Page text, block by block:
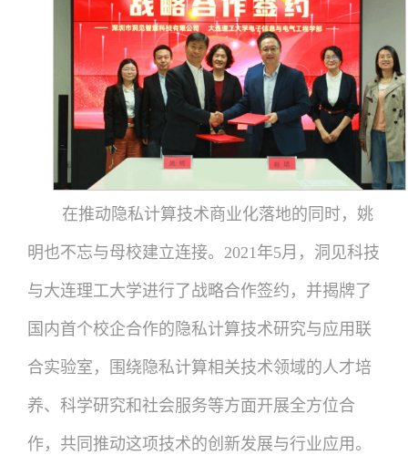
在推动隐私计算技术商业化落地的同时，姚
明也不忘与母校建立连接。2021年5月，洞见科技
与大连理工大学进行了战略合作签约，并揭牌了
国内首个校企合作的隐私计算技术研究与应用联
合实验室，围绕隐私计算相关技术领域的人才培
养、科学研究和社会服务等方面开展全方位合
作，共同推动这项技术的创新发展与行业应用。